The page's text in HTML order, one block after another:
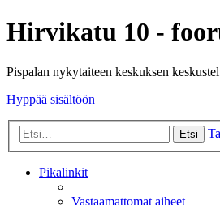
Hirvikatu 10 -
Pispalan nykytaiteen keskuksen
Hyppää sisältöön
Etsi
Pikalinkit
Vastaamattomat aiheet